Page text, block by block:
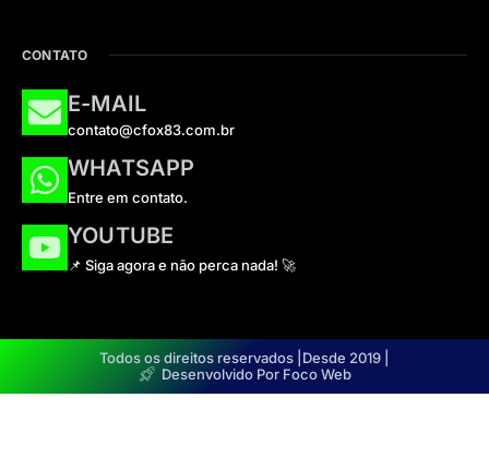
CONTATO
E-MAIL
contato@cfox83.com.br
WHATSAPP
Entre em contato.
YOUTUBE
📌 Siga agora e não perca nada! 🚀
Todos os direitos reservados | Desde 2019 |
Desenvolvido Por Foco Web